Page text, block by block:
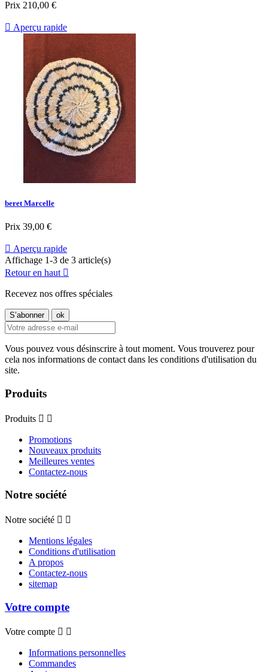
Prix 210,00 €
 Aperçu rapide
beret Marcelle
Prix 39,00 €
 Aperçu rapide
Affichage 1-3 de 3 article(s)
Retour en haut 
Recevez nos offres spéciales
Vous pouvez vous désinscrire à tout moment. Vous trouverez pour
cela nos informations de contact dans les conditions d'utilisation du
site.
Produits
Produits  
Promotions
Nouveaux produits
Meilleures ventes
Contactez-nous
Notre société
Notre société  
Mentions légales
Conditions d'utilisation
A propos
Contactez-nous
sitemap
Votre compte
Votre compte  
Informations personnelles
Commandes